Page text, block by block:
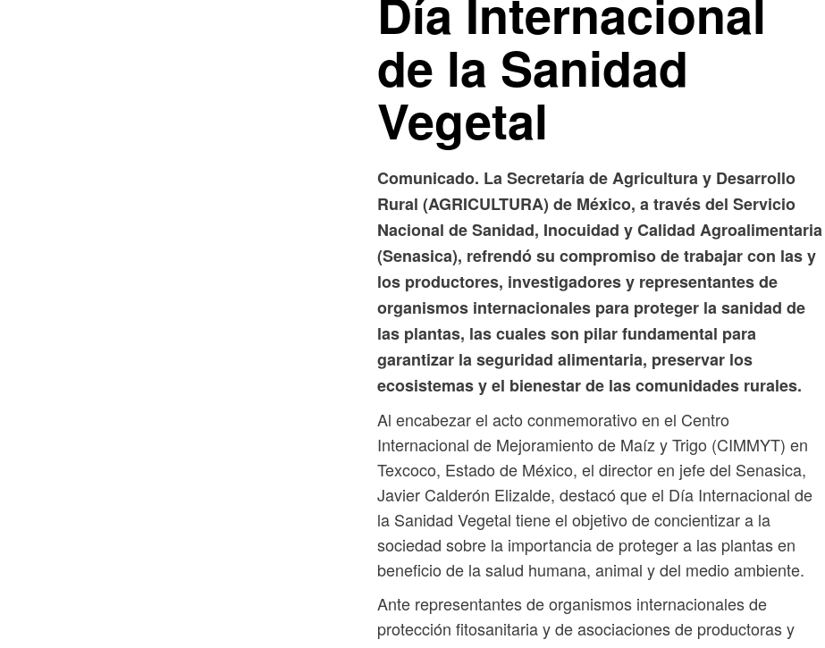
Día Internacional
de la Sanidad
Vegetal
Comunicado. La Secretaría de Agricultura y Desarrollo
Rural (AGRICULTURA) de México, a través del Servicio
Nacional de Sanidad, Inocuidad y Calidad Agroalimentaria
(Senasica), refrendó su compromiso de trabajar con las y
los productores, investigadores y representantes de
organismos internacionales para proteger la sanidad de
las plantas, las cuales son pilar fundamental para
garantizar la seguridad alimentaria, preservar los
ecosistemas y el bienestar de las comunidades rurales.
Al encabezar el acto conmemorativo en el Centro
Internacional de Mejoramiento de Maíz y Trigo (CIMMYT) en
Texcoco, Estado de México, el director en jefe del Senasica,
Javier Calderón Elizalde, destacó que el Día Internacional de
la Sanidad Vegetal tiene el objetivo de concientizar a la
sociedad sobre la importancia de proteger a las plantas en
beneficio de la salud humana, animal y del medio ambiente.
Ante representantes de organismos internacionales de
protección fitosanitaria y de asociaciones de productoras y